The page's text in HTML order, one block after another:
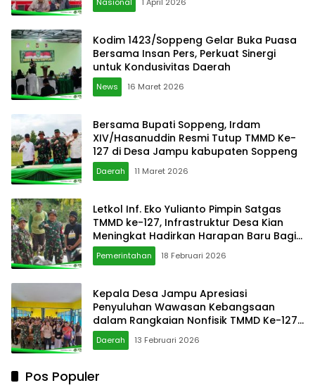
Kodim 1423/Soppeng Gelar Buka Puasa
Bersama Insan Pers, Perkuat Sinergi
untuk Kondusivitas Daerah
News 16 Maret 2026
Bersama Bupati Soppeng, Irdam
XIV/Hasanuddin Resmi Tutup TMMD Ke-
127 di Desa Jampu kabupaten Soppeng
Daerah 11 Maret 2026
Letkol Inf. Eko Yulianto Pimpin Satgas
TMMD ke-127, Infrastruktur Desa Kian
Meningkat Hadirkan Harapan Baru Bagi
Masyarakat Desa
Pemerintahan 18 Februari 2026
Kepala Desa Jampu Apresiasi
Penyuluhan Wawasan Kebangsaan
dalam Rangkaian Nonfisik TMMD Ke-127
Kodim 1423
Daerah 13 Februari 2026
Pos Populer